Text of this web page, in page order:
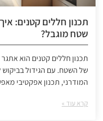
תכנון חללים קטנים:
שטח מוגבל?
תכנון חללים קטנים הוא
של השטח. עם הגידול בביקוש
המודרני, תכנון אפקטיבי
קרא עוד »